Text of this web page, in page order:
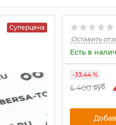
Суперцена
Оставить
Есть в
6 400 руб
-33.44 %